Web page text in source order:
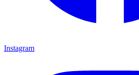
Instagram